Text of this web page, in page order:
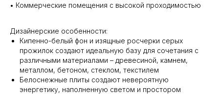
• Коммерческие помещения с высокой проходимостью
Дизайнерские особенности:
Кипенно-белый фон и изящные росчерки серых
прожилок создают идеальную базу для сочетания с
различными материалами – древесиной, камнем,
металлом, бетоном, стеклом, текстилем
Белоснежные плиты создают невероятную
энергетику, наполненную светом и простором